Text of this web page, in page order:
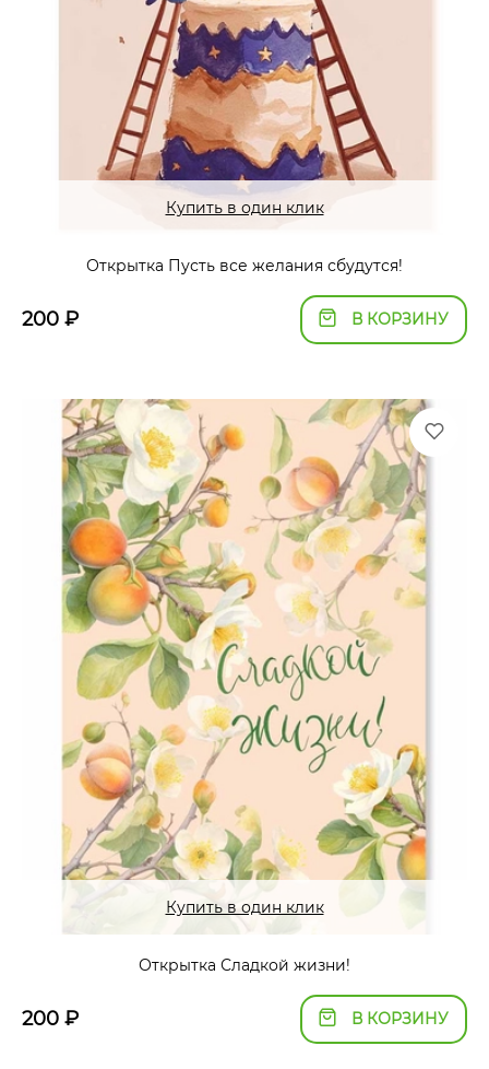
Купить в один клик
Открытка Пусть все желания сбудутся!
200 ₽ В КОРЗИНУ
Купить в один клик
Открытка Сладкой жизни!
200 ₽ В КОРЗИНУ